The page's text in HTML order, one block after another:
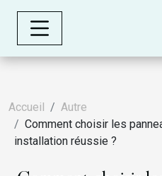
Accueil
Autre
Comment choisir les
installation réussie ?